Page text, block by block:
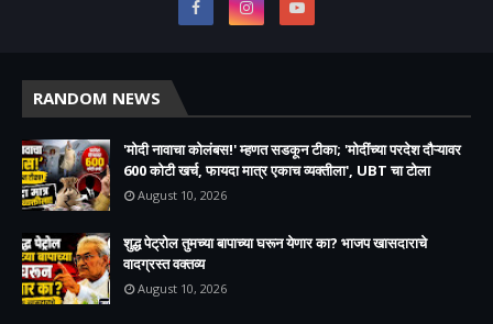
RANDOM NEWS
'मोदी नावाचा कोलंबस!' म्हणत सडकून टीका; 'मोदींच्या परदेश दौऱ्यावर
600 कोटी खर्च, फायदा मात्र एकाच व्यक्तीला', UBT चा टोला
August 10, 2026
शुद्ध पेट्रोल तुमच्या बापाच्या घरून येणार का? भाजप खासदाराचे
वादग्रस्त वक्तव्य
August 10, 2026